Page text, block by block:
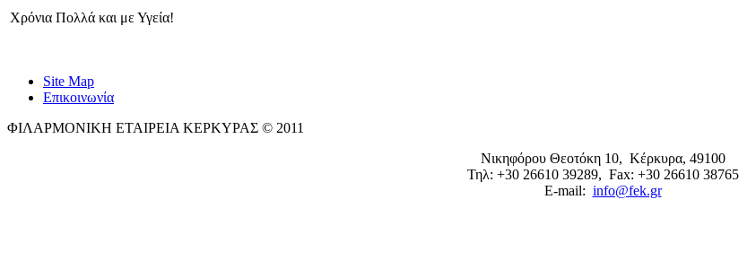
Χρόνια Πολλά και με Υγεία!
Site Map
Επικοινωνία
ΦΙΛΑΡΜΟΝΙΚΗ ΕΤΑΙΡΕΙΑ ΚΕΡΚΥΡΑΣ © 2011
Νικηφόρου Θεοτόκη 10, Κέρκυρα, 49100
Τηλ: +30 26610 39289, Fax: +30 26610 38765
E-mail: info@fek.gr